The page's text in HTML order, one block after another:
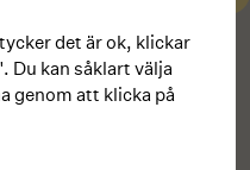
det är ok, klickar
Du kan såklart välja
genom att klicka på